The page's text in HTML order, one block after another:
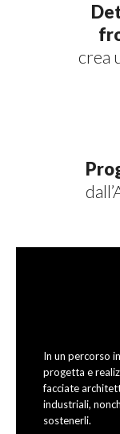
crea
In un percorso
progetta e
facciate
industriali,
sostenerli.